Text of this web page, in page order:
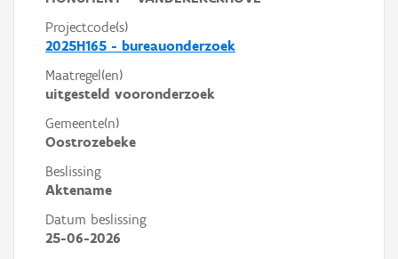
Projectcode(s)
2025H165 - bureauonderzoek
Maatregel(en)
uitgesteld vooronderzoek
Gemeente(n)
Oostrozebeke
Beslissing
Aktename
Datum beslissing
25-06-2026